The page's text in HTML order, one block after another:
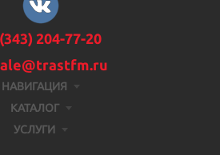
204-77-20
НАВИГАЦИЯ
КАТАЛОГ
УСЛУГИ